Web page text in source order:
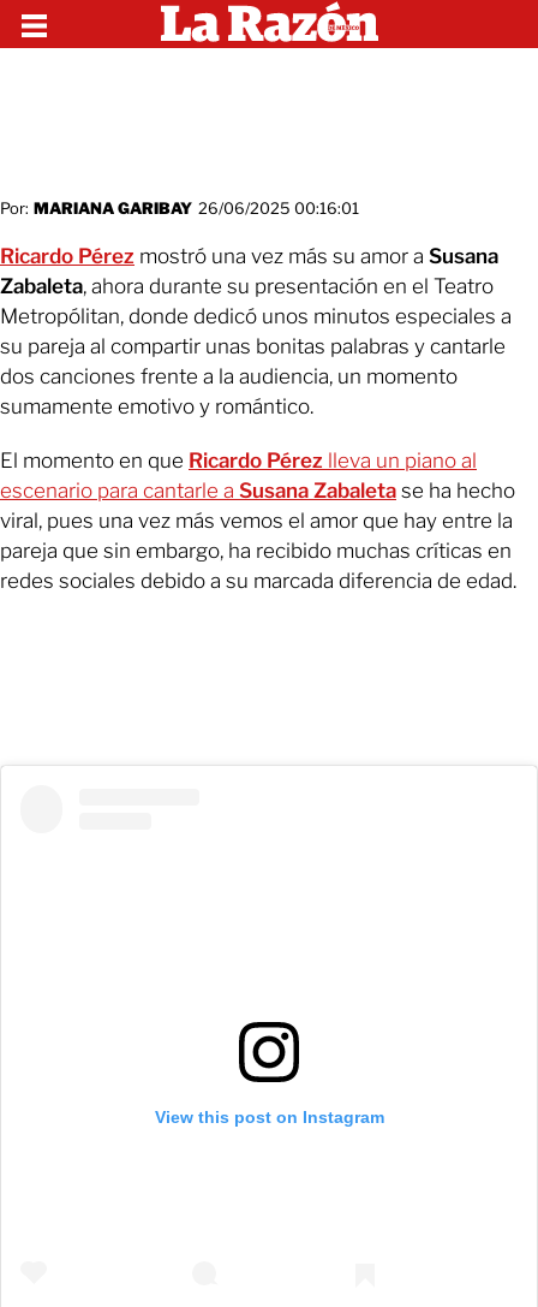
Por: MARIANA GARIBAY 26/06/2025 00:16:01
Ricardo Pérez mostró una vez más su amor a Susana
Zabaleta, ahora durante su presentación en el Teatro
Metropólitan, donde dedicó unos minutos especiales a
su pareja al compartir unas bonitas palabras y cantarle
dos canciones frente a la audiencia, un momento
sumamente emotivo y romántico.
El momento en que Ricardo Pérez lleva un piano al
escenario para cantarle a Susana Zabaleta se ha hecho
viral, pues una vez más vemos el amor que hay entre la
pareja que sin embargo, ha recibido muchas críticas en
redes sociales debido a su marcada diferencia de edad.
View this post on Instagram